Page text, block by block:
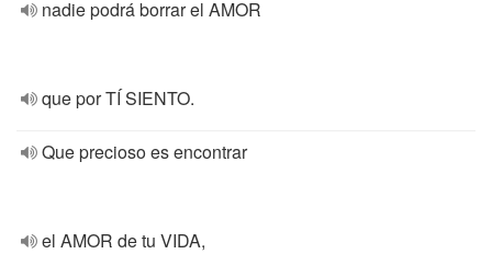
nadie podrá borrar el AMOR
que por TÍ SIENTO.
Que precioso es encontrar
el AMOR de tu VIDA,